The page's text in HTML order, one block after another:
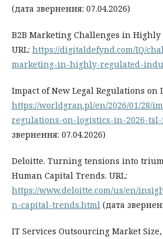
(дата звернення: 07.04.2026)
B2B Marketing Challenges in
URL: https://digitaldefynd.com/IQ/
marketing-in-highly-regulated-
Impact of New Legal Regulations on
https://worldgran.pl/en/2026/01/28/
regulations-on-logistics-in-2026-
звернення: 07.04.2026)
Deloitte. Turning tensions into
Human Capital Trends. URL:
https://www.deloitte.com/us/en/
n-capital-trends.html (дата
IT Services Outsourcing Market